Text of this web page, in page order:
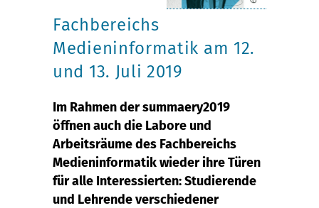
Fachbereichs
Medieninformatik am 12.
und 13. Juli 2019
Im Rahmen der summaery2019
öffnen auch die Labore und
Arbeitsräume des Fachbereichs
Medieninformatik wieder ihre Türen
für alle Interessierten: Studierende
und Lehrende verschiedener